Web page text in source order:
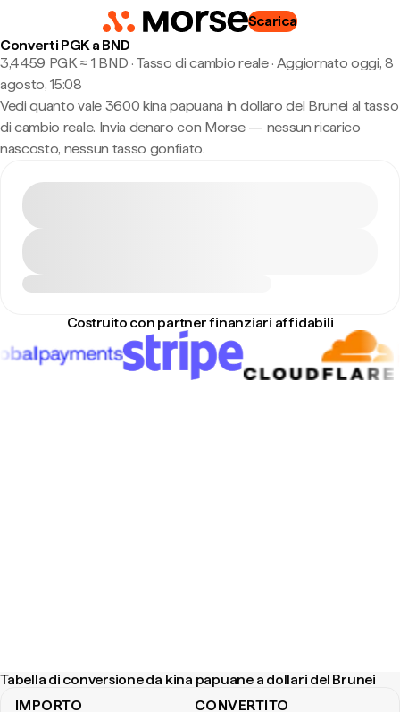
Scarica
Converti PGK a BND
3,4459 PGK ≈ 1 BND · Tasso di cambio reale· Aggiornato oggi, 8
agosto, 15:08
Vedi quanto vale 3600 kina papuana in dollaro del Brunei al tasso
di cambio reale. Invia denaro con Morse — nessun ricarico
nascosto, nessun tasso gonfiato.
Costruito con partner finanziari affidabili
Tabella di conversione da kina papuane a dollari del Brunei
IMPORTO CONVERTITO